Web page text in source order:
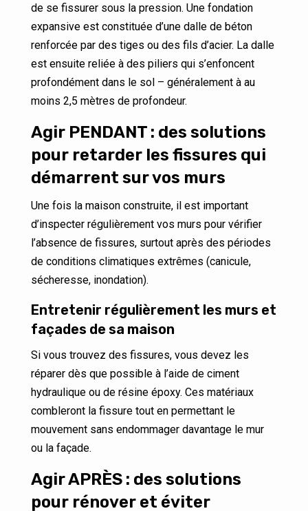
de se fissurer sous la pression. Une fondation
expansive est constituée d’une dalle de béton
renforcée par des tiges ou des fils d’acier. La dalle
est ensuite reliée à des piliers qui s’enfoncent
profondément dans le sol – généralement à au
moins 2,5 mètres de profondeur.
Agir PENDANT : des solutions
pour retarder les fissures qui
démarrent sur vos murs
Une fois la maison construite, il est important
d’inspecter régulièrement vos murs pour vérifier
l’absence de fissures, surtout après des périodes
de conditions climatiques extrêmes (canicule,
sécheresse, inondation).
Entretenir régulièrement les murs et
façades de sa maison
Si vous trouvez des fissures, vous devez les
réparer dès que possible à l’aide de ciment
hydraulique ou de résine époxy. Ces matériaux
combleront la fissure tout en permettant le
mouvement sans endommager davantage le mur
ou la façade.
Agir APRÈS : des solutions
pour rénover et éviter